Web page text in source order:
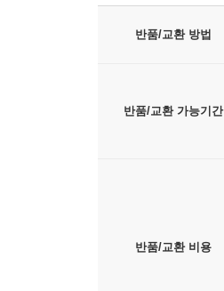
반품/교환 방법
반품/교환 가능기간
반품/교환 비용